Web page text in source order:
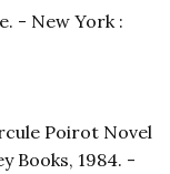
- New York :
Poirot Novel
Books, 1984. -